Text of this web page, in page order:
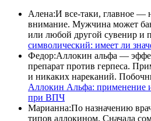
Алена:И все-таки, главное —
внимание. Мужчина может
или любой другой сувенир и
символический: имеет ли
Федор:Аллокин альфа —
препарат против герпеса.
и никаких нареканий.
Аллокин Альфа: применение
при ВПЧ
Марианна:По назначению
типов аллокином. Сначала